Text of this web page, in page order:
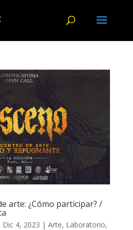
arte: ¿Cómo participar? /
Dic 4, 2023 | Arte, Laboratorio,